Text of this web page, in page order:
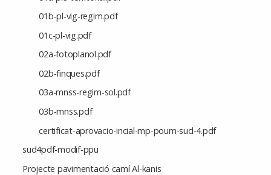
01b-pl-vig-regim.pdf
01c-pl-vig.pdf
02a-fotoplanol.pdf
02b-finques.pdf
03a-mnss-regim-sol.pdf
03b-mnss.pdf
certificat-aprovacio-incial-mp-poum-sud-4.pdf
sud4pdf-modif-ppu
Projecte pavimentació camí Al-kanis